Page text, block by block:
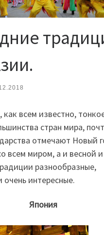
всем известно,
стран мира,
отмечают Новый
всем миром, а и весной
разнообразные,
очень интересные.
Япония